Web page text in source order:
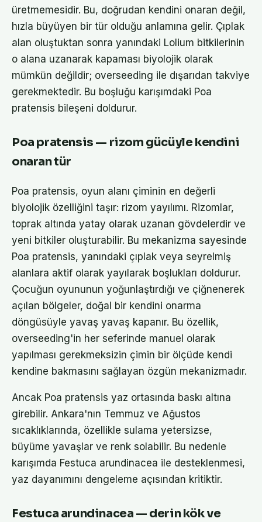
üretmemesidir. Bu, doğrudan kendini onaran değil,
hızla büyüyen bir tür olduğu anlamına gelir. Çıplak
alan oluştuktan sonra yanındaki Lolium bitkilerinin
o alana uzanarak kapaması biyolojik olarak
mümkün değildir; overseeding ile dışarıdan takviye
gerekmektedir. Bu boşluğu karışımdaki Poa
pratensis bileşeni doldurur.
Poa pratensis — rizom gücüyle kendini
onaran tür
Poa pratensis, oyun alanı çiminin en değerli
biyolojik özelliğini taşır: rizom yayılımı. Rizomlar,
toprak altında yatay olarak uzanan gövdelerdir ve
yeni bitkiler oluşturabilir. Bu mekanizma sayesinde
Poa pratensis, yanındaki çıplak veya seyrelmiş
alanlara aktif olarak yayılarak boşlukları doldurur.
Çocuğun oyununun yoğunlaştırdığı ve çiğnenerek
açılan bölgeler, doğal bir kendini onarma
döngüsüyle yavaş yavaş kapanır. Bu özellik,
overseeding'in her seferinde manuel olarak
yapılması gerekmeksizin çimin bir ölçüde kendi
kendine bakmasını sağlayan özgün mekanizmadır.
Ancak Poa pratensis yaz ortasında baskı altına
girebilir. Ankara'nın Temmuz ve Ağustos
sıcaklıklarında, özellikle sulama yetersizse,
büyüme yavaşlar ve renk solabilir. Bu nedenle
karışımda Festuca arundinacea ile desteklenmesi,
yaz dayanımını dengeleme açısından kritiktir.
Festuca arundinacea — derin kök ve